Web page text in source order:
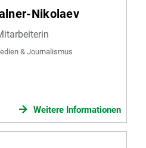
Nikolaev
& Journalismus
Weitere Informationen